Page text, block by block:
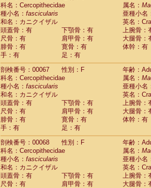
科名：Cercopithecidae
属名：
種小名： fascicularis
亜種小名
和名：カニクイザル
英名：
頭蓋骨：有
下顎骨：有
上腕骨：
尺骨：有
肩甲骨：有
大腿骨：
腓骨：有
寛骨：有
体幹：有
手：有
足：有
剖検番号：00067
性別：F
年齢：
科名：Cercopithecidae
属名：
種小名： fascicularis
亜種小名
和名：カニクイザル
英名：
頭蓋骨：有
下顎骨：有
上腕骨：
尺骨：有
肩甲骨：有
大腿骨：
腓骨：有
寛骨：有
体幹：有
手：有
足：有
剖検番号：00068
性別：F
年齢：
科名：Cercopithecidae
属名：
種小名： fascicularis
亜種小名
和名：カニクイザル
英名：
頭蓋骨：有
下顎骨：有
上腕骨：
尺骨：有
肩甲骨：有
大腿骨：